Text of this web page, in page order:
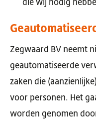
die wij nodig
Zegwaard BV neemt
geautomatiseerde
zaken die
voor personen. Het
worden genomen